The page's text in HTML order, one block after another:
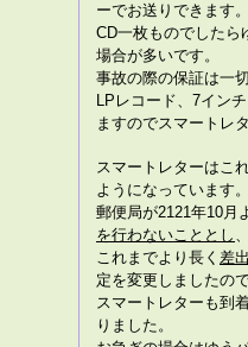
ーでお送りできます。
CD一枚ものでしたら
場合が多いです。
事故の際の保証は一
LPレコード、7イン
ますのでスマートレ
スマートレターはこ
ようになっています。
郵便局が2121年10月
を行わないこととし
これまでより長く 差
定を変更しましたの
スマートレターも到
りました。